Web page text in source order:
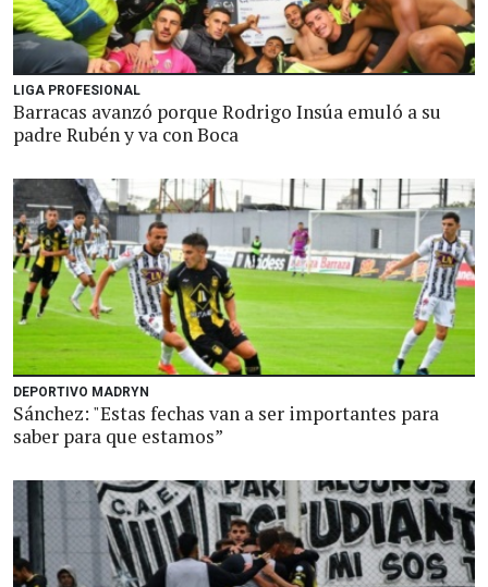
LIGA PROFESIONAL
Barracas avanzó porque Rodrigo Insúa emuló a su
padre Rubén y va con Boca
DEPORTIVO MADRYN
Sánchez: "Estas fechas van a ser importantes para
saber para que estamos”